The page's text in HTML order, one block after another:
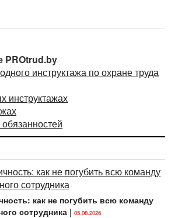
локальному правовому акту
первичный инструктаж на
должностей служащих,
первичного инструктажа на
назначить лиц,
проведение первичного
месте в структурных
инструктаж с работником.
PROtrud.by
инструктажа по охране труда
инструктажах
как не погубить всю команду
сотрудника | 05.08.2026